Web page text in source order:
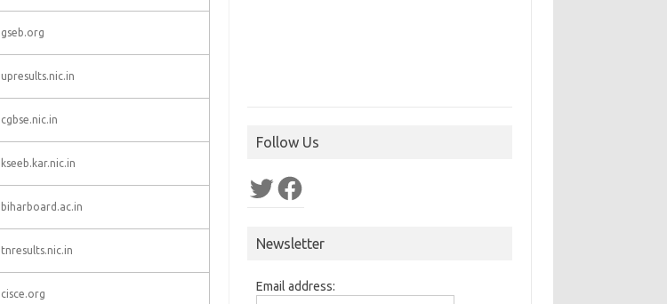
gseb.org
upresults.nic.in
cgbse.nic.in
kseeb.kar.nic.in
biharboard.ac.in
tnresults.nic.in
cisce.org
Follow Us
TwitterFacebook
Newsletter
Email address: